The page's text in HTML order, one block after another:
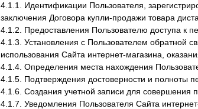
4.1.1. Идентификации Пользователя,
заключения Договора купли-продажи товара
4.1.2. Предоставления Пользователю доступа к
4.1.3. Установления с Пользователем обратной
использования Сайта интернет-магазина,
4.1.4. Определения места нахождения
4.1.5. Подтверждения достоверности и полноты
4.1.6. Создания учетной записи для совершения
4.1.7. Уведомления Пользователя Сайта